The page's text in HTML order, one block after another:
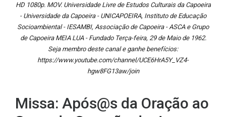
HD 1080p. MOV. Universidade Livre de Estudos Culturais da Capoeira
- Universidade da Capoeira - UNICAPOEIRA, Instituto de Educação
Socioambiental - IESAMBI, Associação de Capoeira - ASCA e Grupo
de Capoeira MEIA LUA - Fundado Terça-feira, 29 de Maio de 1962.
Seja membro deste canal e ganhe benefícios:
https://www.youtube.com/channel/UCE6HrA5Y_VZ4-
hgw8FG13aw/join
Missa: Após@s da Oração ao